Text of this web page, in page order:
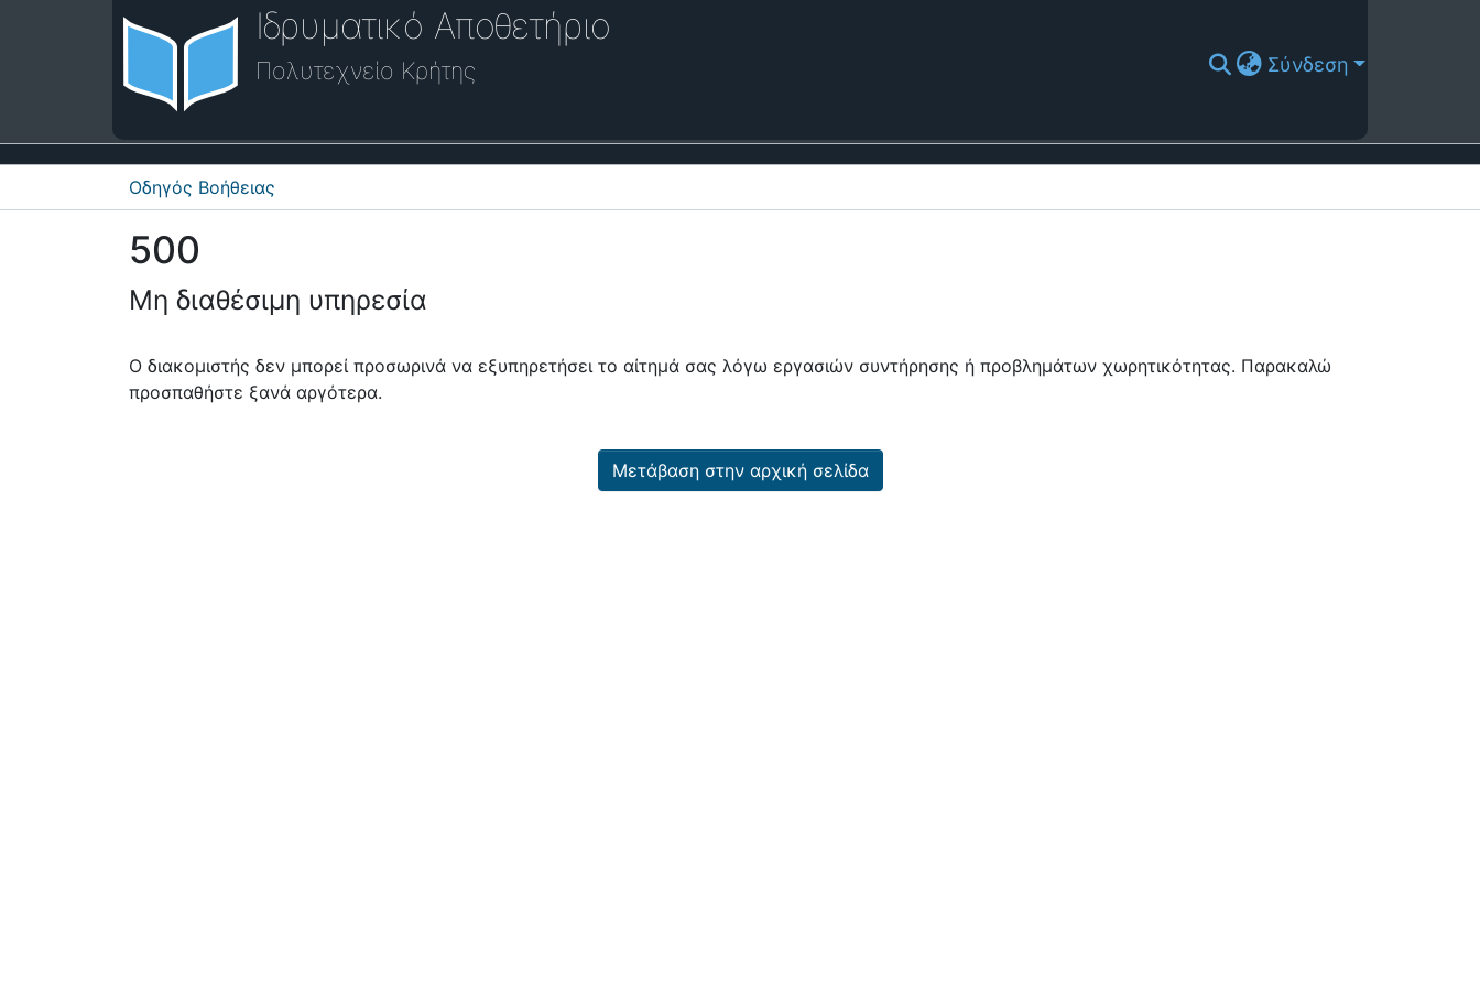
Ιδρυματικό Αποθετήριο
Πολυτεχνείο Κρήτης Σύνδεση
Οδηγός Βοήθειας
500
Μη διαθέσιμη υπηρεσία
Ο διακομιστής δεν μπορεί προσωρινά να εξυπηρετήσει το αίτημά σας λόγω εργασιών συντήρησης ή προβλημάτων χωρητικότητας. Παρακαλώ
προσπαθήστε ξανά αργότερα.
Μετάβαση στην αρχική σελίδα